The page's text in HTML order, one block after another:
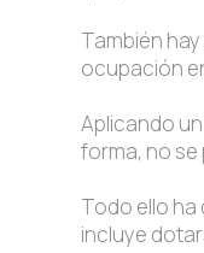
También
ocupación
Aplicando un
forma, no se
Todo ello ha
incluye